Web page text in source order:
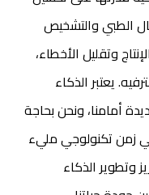
الطبي والتشخيص
وتقليل الأخطاء،
يعتبر الذكاء
أمامنا، ونحن بحاجة
زمن تكنولوجي مليء
وتطوير الذكاء